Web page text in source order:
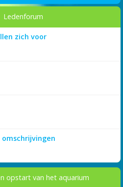
Ledenforum
zich voor
opstart van het aquarium